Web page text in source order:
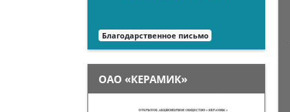
Благодарственное письмо
ОАО «КЕРАМИК»